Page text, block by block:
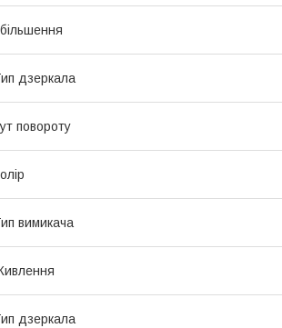
дзеркала
повороту
вимикача
дзеркала